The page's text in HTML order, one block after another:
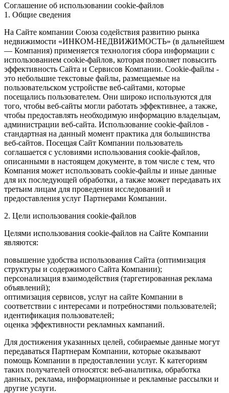
Соглашение об использовании cookie-файлов
1. Общие сведения
На Сайте компании Союза содействия развитию рынка
недвижимости «ИНКОМ-НЕДВИЖИМОСТЬ» (в дальнейшем
— Компания) применяется технология сбора информации с
использованием cookie-файлов, которая позволяет повысить
эффективность Сайта и Сервисов Компании. Сookie-файлы -
это небольшие текстовые файлы, размещаемые на
пользовательском устройстве веб-сайтами, которые
посещались пользователем. Они широко используются для
того, чтобы веб-сайты могли работать эффективнее, а также,
чтобы предоставлять необходимую информацию владельцам,
администрации веб-сайта. Использование cookie-файлов -
стандартная на данный момент практика для большинства
веб-сайтов. Посещая Сайт Компании пользователь
соглашается с условиями использования cookie-файлов,
описанными в настоящем документе, в том числе с тем, что
Компания может использовать cookie-файлы и иные данные
для их последующей обработки, а также может передавать их
третьим лицам для проведения исследований и
предоставления услуг Партнерами Компании.
2. Цели использования cookie-файлов
Целями использования cookie-файлов на Сайте Компании
являются:
повышение удобства использования Сайта (оптимизация
структуры и содержимого Сайта Компании);
персонализация взаимодействия (таргетированная реклама
объявлений);
оптимизация сервисов, услуг на сайте Компании в
соответствии с интересами и потребностями пользователей;
идентификация пользователей;
оценка эффективности рекламных кампаний.
Для достижения указанных целей, собираемые данные могут
передаваться Партнерам Компании, которые оказывают
помощь Компании в предоставлении услуг. К категориям
таких получателей относятся: веб-аналитика, обработка
данных, реклама, информационные и рекламные рассылки и
другие услуги.